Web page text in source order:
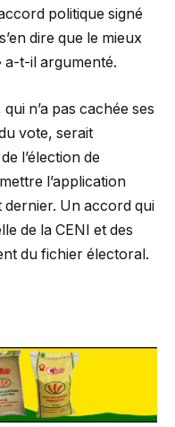
politique signé
dire que le mieux
a-t-il argumenté.
n’a pas cachée ses
vote, serait
l’élection de
l’application
dernier. Un accord qui
de la CENI et des
du fichier électoral.